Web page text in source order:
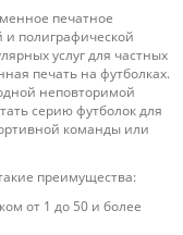
печатное
и полиграфической
услуг для частных
печать на футболках.
неповторимой
серию футболок для
команды или
преимущества:
от 1 до 50 и более